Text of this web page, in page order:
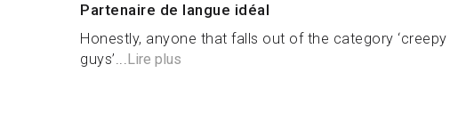
Partenaire de langue idéal
Honestly, anyone that falls out of the category ‘creepy
guys’...Lire plus